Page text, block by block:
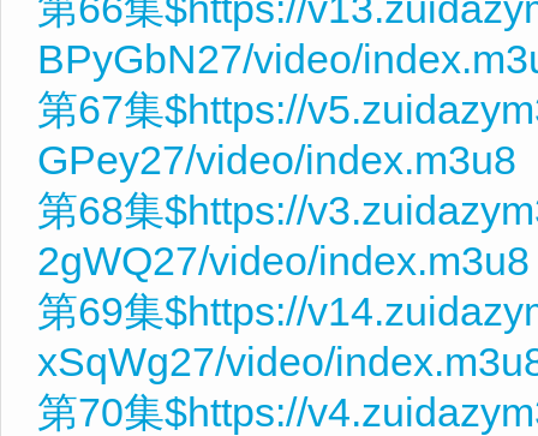
BPyGbN27/video/
第67集$https://
GPey27/video/index.m3u8
第68集$https://
2gWQ27/video/index.m3u8
第69集$https://
xSqWg27/video/
第70集$https://